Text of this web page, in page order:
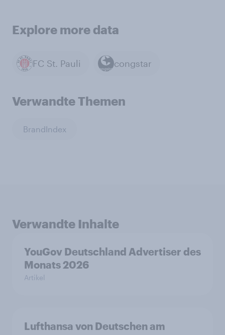
Explore more data
FC St. Pauli congstar
Verwandte Themen
BrandIndex
Verwandte Inhalte
YouGov Deutschland Advertiser des
Monats 2026
Artikel
Lufthansa von Deutschen am